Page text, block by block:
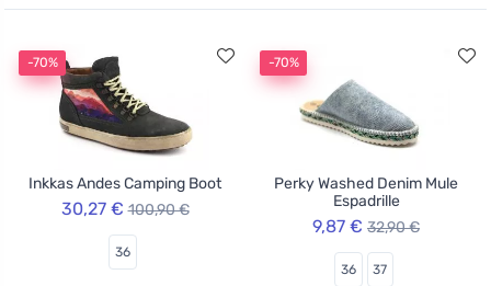
-70%
Inkkas Andes Camping Boot
30,27 € 100,90 €
36
-70%
Perky Washed Denim Mule
Espadrille
9,87 € 32,90 €
36 37